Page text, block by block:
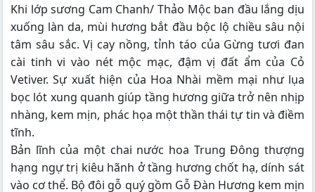
Khi lớp sương Cam Chanh/ Thảo Mộc ban đầu lắng dịu
xuống làn da, mùi hương bắt đầu bộc lộ chiều sâu nội
tâm sâu sắc. Vị cay nồng, tỉnh táo của Gừng tươi đan
cài tinh vi vào nét mộc mạc, đậm vị đất ẩm của Cỏ
Vetiver. Sự xuất hiện của Hoa Nhài mềm mại như lụa
bọc lót xung quanh giúp tầng hương giữa trở nên nhịp
nhàng, kem mịn, phác họa một thần thái tự tin và điềm
tĩnh.
Bản lĩnh của một chai nước hoa Trung Đông thượng
hạng ngự trị kiêu hãnh ở tầng hương chốt hạ, dính sát
vào cơ thể. Bộ đôi gỗ quý gồm Gỗ Đàn Hương kem mịn